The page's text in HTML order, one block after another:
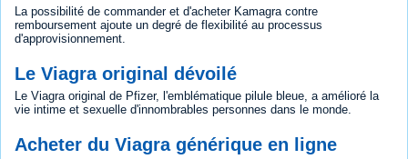
La possibilité de commander et d'acheter Kamagra contre
remboursement ajoute un degré de flexibilité au processus
d'approvisionnement.
Le Viagra original dévoilé
Le Viagra original de Pfizer, l'emblématique pilule bleue, a amélioré la
vie intime et sexuelle d'innombrables personnes dans le monde.
Acheter du Viagra générique en ligne